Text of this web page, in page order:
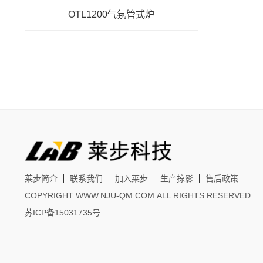
OTL1200气氛管式炉
莱步简介 联系我们 加入莱步 生产掠影
售后政策
COPYRIGHT WWW.NJU-QM.COM.ALL RIGHTS RESERVED.
苏ICP备15031735号